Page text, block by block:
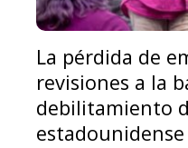
La pérdida de
revisiones a la
debilitamiento
estadounidense